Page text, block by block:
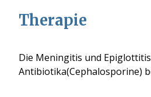
Therapie
Die Meningitis und
Antibiotika(Cephalosporine)